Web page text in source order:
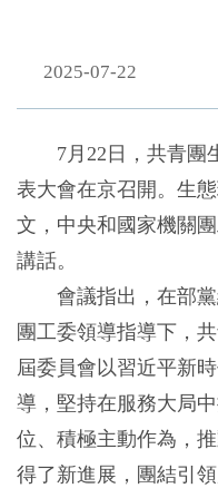
2025-07-22
7月22日，共青團
表大會在京召開。生
文，中央和國家機關
講話。
會議指出，在部黨
團工委領導指導下，
屆委員會以習近平新
導，堅持在服務大局
位、積極主動作為，
得了新進展，團結引